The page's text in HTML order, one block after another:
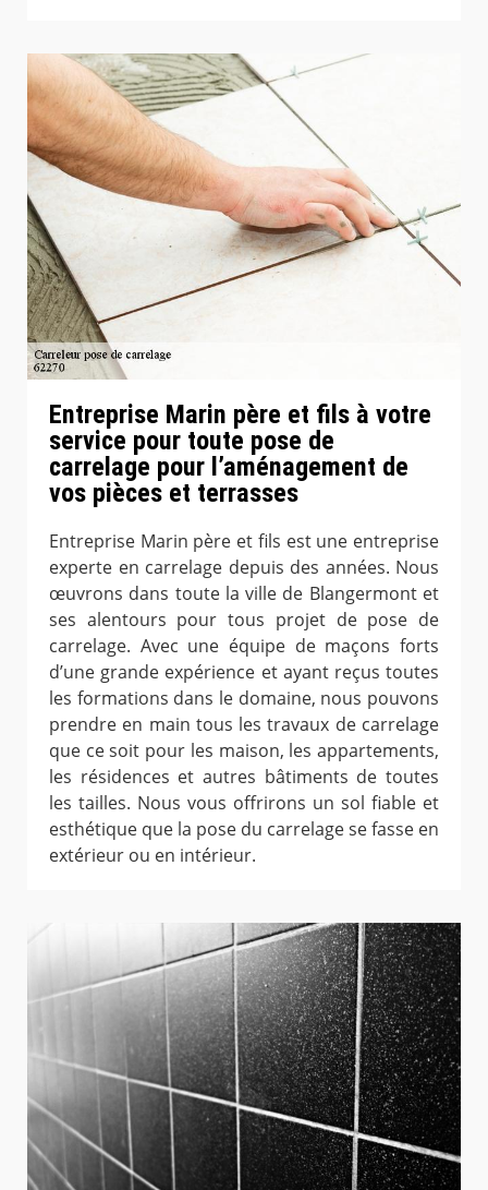
Entreprise Marin père et fils à votre
service pour toute pose de
carrelage pour l’aménagement de
vos pièces et terrasses
Entreprise Marin père et fils est une entreprise
experte en carrelage depuis des années. Nous
œuvrons dans toute la ville de Blangermont et
ses alentours pour tous projet de pose de
carrelage. Avec une équipe de maçons forts
d’une grande expérience et ayant reçus toutes
les formations dans le domaine, nous pouvons
prendre en main tous les travaux de carrelage
que ce soit pour les maison, les appartements,
les résidences et autres bâtiments de toutes
les tailles. Nous vous offrirons un sol fiable et
esthétique que la pose du carrelage se fasse en
extérieur ou en intérieur.